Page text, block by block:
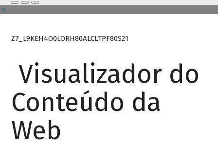
Z7_L9KEH4O0LORH80ALCLTPF80S21
Visualizador do
Conteúdo da
Web